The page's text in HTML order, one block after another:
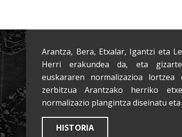
Arantza, Bera, Etxalar, Igantzi eta
Herri erakundea da, eta
euskararen normalizazioa
zerbitzua Arantzako herriko
normalizazio plangintza diseinatu
HISTORIA